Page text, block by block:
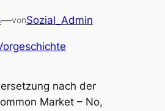
—vonSozial_Admin
nach der
Market – No,